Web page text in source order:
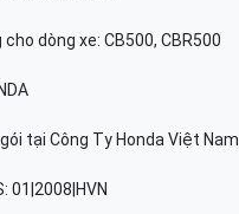
dòng xe: CB500, CBR500
tại Công Ty Honda Việt Nam
01|2008|HVN